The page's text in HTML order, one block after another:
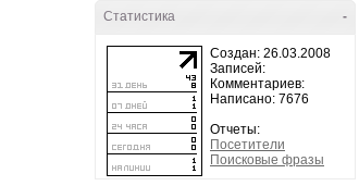
-
Статистика
Создан: 26.03.2008
Записей:
Комментариев:
Написано: 7676
Отчеты:
Посетители
Поисковые фразы